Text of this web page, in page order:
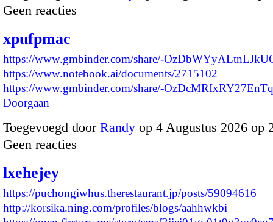
Geen reacties
xpufpmac
https://www.gmbinder.com/share/-
https://www.notebook.ai/documents/2715102
https://www.gmbinder.com/share/-
Doorgaan
Toegevoegd door Randy op 4 Augustus 2026
Geen reacties
lxehejey
https://puchongiwhus.therestaurant.jp/posts/59094616
http://korsika.ning.com/profiles/blogs/aahhwkbi